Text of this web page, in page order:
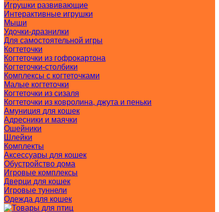
Игрушки развивающие
Интерактивные игрушки
Мыши
Удочки-дразнилки
Для самостоятельной игры
Когтеточки
Когтеточки из гофрокартона
Когтеточки-столбики
Комплексы с когтеточками
Малые когтеточки
Когтеточки из сизаля
Когтеточки из ковролина, джута и пеньки
Амуниция для кошек
Адресники и маячки
Ошейники
Шлейки
Комплекты
Аксессуары для кошек
Обустройство дома
Игровые комплексы
Дверци для кошек
Игровые туннели
Одежда для кошек